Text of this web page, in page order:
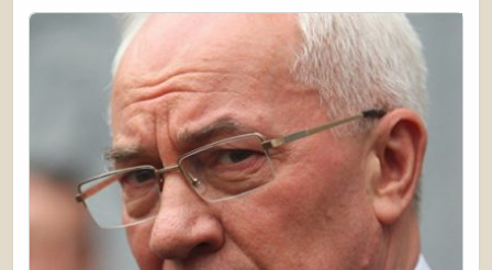
кровавого нацистско-террористического
государственного переворота, приведшего